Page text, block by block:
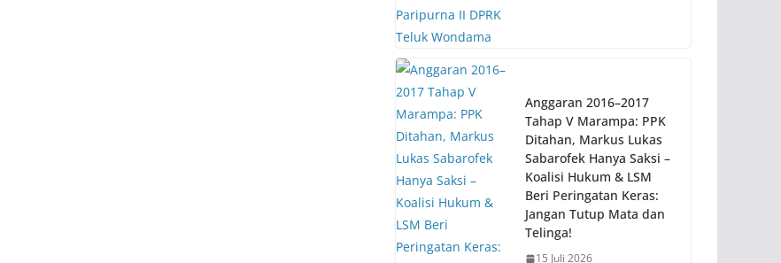
Anggaran 2016–2017
Tahap V Marampa: PPK
Ditahan, Markus Lukas
Sabarofek Hanya Saksi –
Koalisi Hukum & LSM
Beri Peringatan Keras:
Jangan Tutup Mata dan
Telinga!
15 Juli 2026